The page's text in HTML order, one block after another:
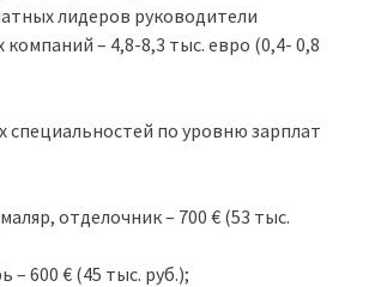
лидеров руководители
– 4,8-8,3 тыс. евро (0,4- 0,8
специальностей по уровню зарплат
отделочник – 700 € (53 тыс.
– 600 € (45 тыс. руб.);